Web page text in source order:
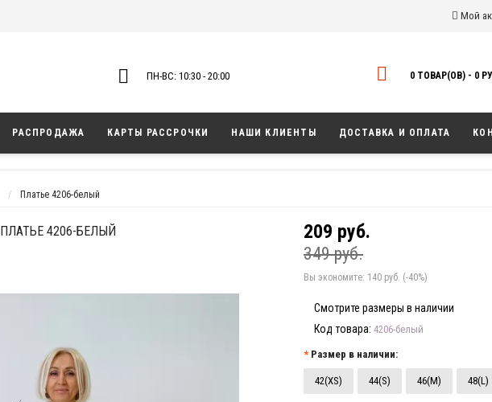
Мой
ПН-ВС: 10:30 - 20:00 0 ТОВАР(ОВ) - 0
РАСПРОДАЖА КАРТЫ РАССРОЧКИ НАШИ КЛИЕНТЫ ДОСТАВКА И ОПЛАТА
Платье 4206-белый
ПЛАТЬЕ 4206-БЕЛЫЙ 209 руб.
349 руб.
Вы экономите: 140 руб. (-40%)
Смотрите размеры в наличии
Код товара: 4206-белый
Размер в наличии:
42(XS) 44(S) 46(M) 48(L)